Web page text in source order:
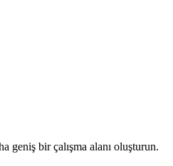
geniş bir çalışma alanı oluşturun.